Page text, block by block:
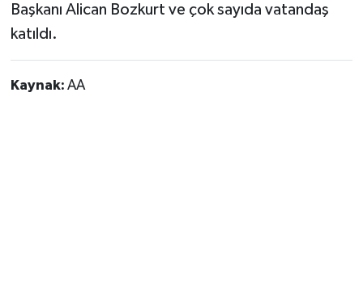
Başkanı Alican Bozkurt ve çok sayıda vatandaş
katıldı.
Kaynak: AA